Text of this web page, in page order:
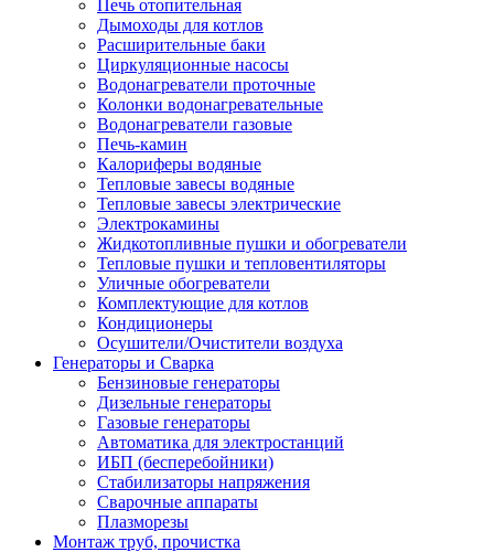
Печь отопительная
Дымоходы для котлов
Расширительные баки
Циркуляционные насосы
Водонагреватели проточные
Колонки водонагревательные
Водонагреватели газовые
Печь-камин
Калориферы водяные
Тепловые завесы водяные
Тепловые завесы электрические
Электрокамины
Жидкотопливные пушки и обогреватели
Тепловые пушки и тепловентиляторы
Уличные обогреватели
Комплектующие для котлов
Кондиционеры
Осушители/Очистители воздуха
Генераторы и Сварка
Бензиновые генераторы
Дизельные генераторы
Газовые генераторы
Автоматика для электростанций
ИБП (бесперебойники)
Стабилизаторы напряжения
Сварочные аппараты
Плазморезы
Монтаж труб, прочистка